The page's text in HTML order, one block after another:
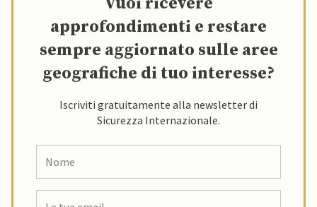
approfondimenti e restare
sempre aggiornato sulle aree
geografiche di tuo interesse?
Iscriviti gratuitamente alla newsletter di
Sicurezza Internazionale.